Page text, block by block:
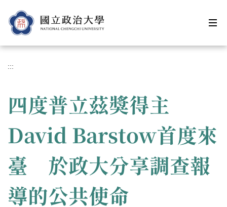
到
主
內
區
:::
四度普立茲獎得主
David Barstow首度來
臺 於政大分享調查報
導的公共使命